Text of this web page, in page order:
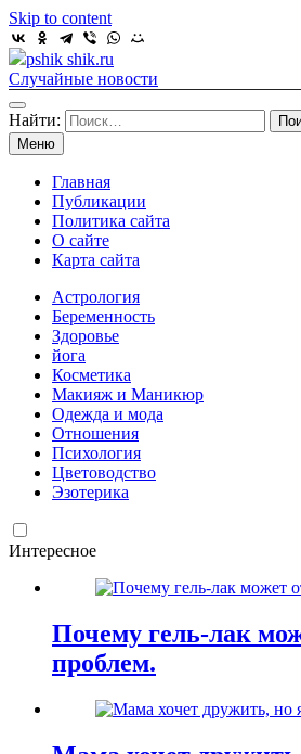
Skip to content
pshik shik.ru
Случайные новости
Найти:
Меню
Главная
Публикации
Политика сайта
О сайте
Карта сайта
Астрология
Беременность
Здоровье
йога
Косметика
Макияж и Маникюр
Одежда и мода
Отношения
Психология
Цветоводство
Эзотерика
Интересное
Почему гель-лак
проблем.